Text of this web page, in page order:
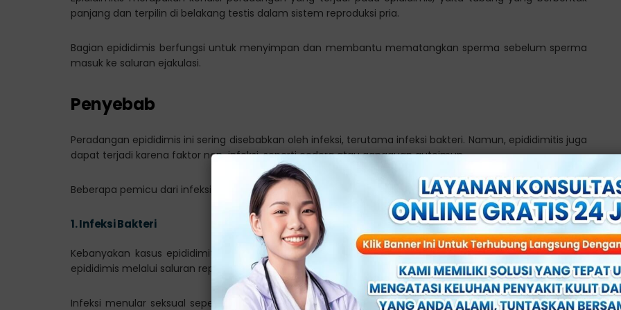
panjang dan terpilin di belakang testis dalam sistem reproduksi pria.
Bagian epididimis berfungsi untuk menyimpan dan membantu mematangkan sperma sebelum sperma
masuk ke saluran ejakulasi.
Penyebab
Peradangan epididimis ini sering disebabkan oleh infeksi, terutama infeksi bakteri. Namun, epididimitis juga
dapat terjadi karena faktor non-infeksi, seperti cedera atau gangguan autoimun.
Beberapa pemicu dari infeksi ini antara lain:
1.Infeksi Bakteri
Kebanyakan kasus epididimitis biasanya pemicunya dari infeksi bakteri. Bakteri dapat masuk ke dalam
epididimis melalui saluran reproduksi atau melalui aliran darah.
Infeksi menular seksual seperti klamidia dan gonore juga sering menjadi penyebab utama pada pria di